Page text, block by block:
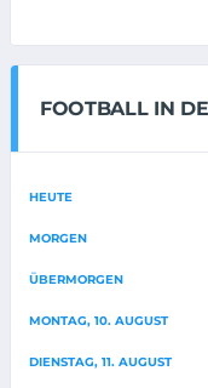
FOOTBALL IN
HEUTE
MORGEN
ÜBERMORGEN
MONTAG, 10. AUGUST
DIENSTAG, 11. AUGUST